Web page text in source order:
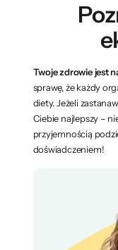
Twoje zdrowie jest
sprawę, że każdy
diety. Jeżeli
Ciebie najlepszy –
przyjemnością
doświadczeniem!